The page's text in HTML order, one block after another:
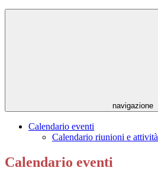
navigazione
Calendario eventi
Calendario riunioni e attività
Calendario eventi